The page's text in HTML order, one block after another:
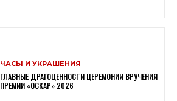
ЧАСЫ И УКРАШЕНИЯ
ГЛАВНЫЕ ДРАГОЦЕННОСТИ ЦЕРЕМОНИИ ВРУЧЕНИЯ
ПРЕМИИ «ОСКАР» 2026